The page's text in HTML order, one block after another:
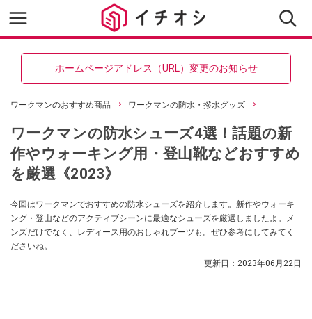
ホームページアドレス（URL）変更のお知らせ
ワークマンのおすすめ商品 ワークマンの防水・撥水グッズ
ワークマンの防水シューズ4選！話題の新
作やウォーキング用・登山靴などおすすめ
を厳選《2023》
今回はワークマンでおすすめの防水シューズを紹介します。新作やウォーキ
ング・登山などのアクティブシーンに最適なシューズを厳選しましたよ。メ
ンズだけでなく、レディース用のおしゃれブーツも。ぜひ参考にしてみてく
ださいね。
更新日： 2023年06月22日